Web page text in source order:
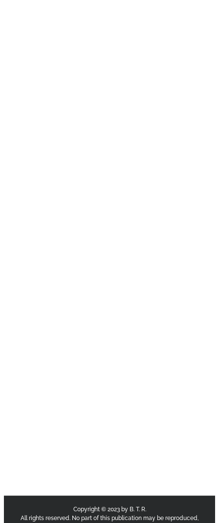
Copyright © 2023 by B. T. R.
All rights reserved. No part of this publication may be reproduced,